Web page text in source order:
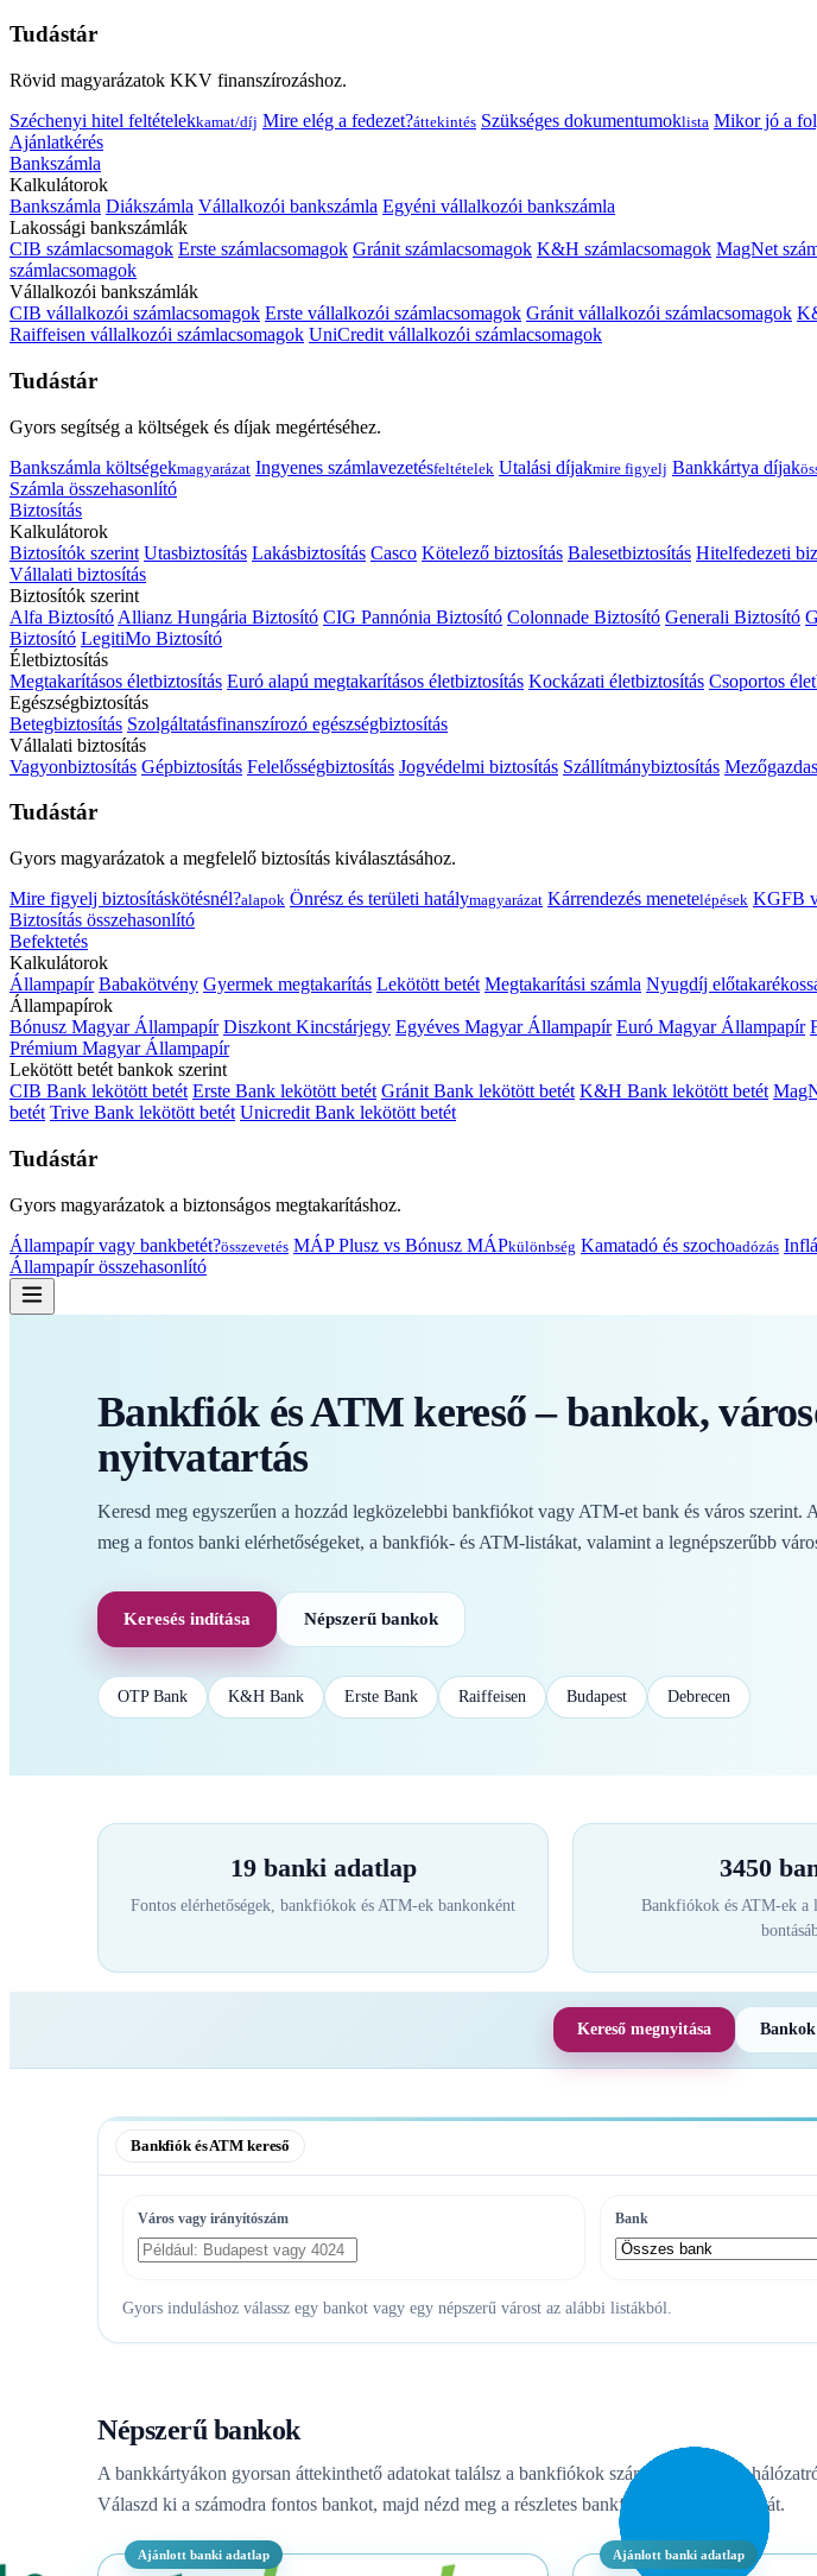
Tudástár
Rövid magyarázatok KKV finanszírozáshoz.
Széchenyi hitel feltételekkamat/díj Mire elég a fedezet?áttekintés Szükséges dokumentumoklista Mikor jó a
Ajánlatkérés
Bankszámla
Kalkulátorok
Bankszámla Diákszámla Vállalkozói bankszámla Egyéni vállalkozói bankszámla
Lakossági bankszámlák
CIB számlacsomagok Erste számlacsomagok Gránit számlacsomagok K&H számlacsomagok MagNet
számlacsomagok
Vállalkozói bankszámlák
CIB vállalkozói számlacsomagok Erste vállalkozói számlacsomagok Gránit vállalkozói számlacsomagok
Raiffeisen vállalkozói számlacsomagok UniCredit vállalkozói számlacsomagok
Tudástár
Gyors segítség a költségek és díjak megértéséhez.
Bankszámla költségekmagyarázat Ingyenes számlavezetésfeltételek Utalási díjakmire figyelj Bankkártya díjak
Számla összehasonlító
Biztosítás
Kalkulátorok
Biztosítók szerint Utasbiztosítás Lakásbiztosítás Casco Kötelező biztosítás Balesetbiztosítás Hitelfedezeti
Vállalati biztosítás
Biztosítók szerint
Alfa Biztosító Allianz Hungária Biztosító CIG Pannónia Biztosító Colonnade Biztosító Generali Biztosító
Biztosító LegitiMo Biztosító
Életbiztosítás
Megtakarításos életbiztosítás Euró alapú megtakarításos életbiztosítás Kockázati életbiztosítás Csoportos
Egészségbiztosítás
Betegbiztosítás Szolgáltatásfinanszírozó egészségbiztosítás
Vállalati biztosítás
Vagyonbiztosítás Gépbiztosítás Felelősségbiztosítás Jogvédelmi biztosítás Szállítmánybiztosítás
Tudástár
Gyors magyarázatok a megfelelő biztosítás kiválasztásához.
Mire figyelj biztosításkötésnél?alapok Önrész és területi hatálymagyarázat Kárrendezés menetelépések KGFB
Biztosítás összehasonlító
Befektetés
Kalkulátorok
Állampapír Babakötvény Gyermek megtakarítás Lekötött betét Megtakarítási számla Nyugdíj
Állampapírok
Bónusz Magyar Állampapír Diszkont Kincstárjegy Egyéves Magyar Állampapír Euró Magyar Állampapír
Prémium Magyar Állampapír
Lekötött betét bankok szerint
CIB Bank lekötött betét Erste Bank lekötött betét Gránit Bank lekötött betét K&H Bank lekötött betét
betét Trive Bank lekötött betét Unicredit Bank lekötött betét
Tudástár
Gyors magyarázatok a biztonságos megtakarításhoz.
Állampapír vagy bankbetét?összevetés MÁP Plusz vs Bónusz MÁPkülönbség Kamatadó és szochoadózás
Állampapír összehasonlító
Bankfiók és ATM kereső – bankok,
nyitvatartás
Keresd meg egyszerűen a hozzád legközelebbi bankfiókot vagy ATM-et bank és város szerint.
meg a fontos banki elérhetőségeket, a bankfiók- és ATM-listákat, valamint a legnépszerűbb
Keresés indítása Népszerű bankok
OTP Bank K&H Bank Erste Bank Raiffeisen Budapest Debrecen
19 banki adatlap
Fontos elérhetőségek, bankfiókok és ATM-ek bankonként
3450
Bankfiókok és ATM-ek a
Kereső megnyitása Bankok
Bankfiók és ATM kereső
Város vagy irányítószám Bank
Gyors induláshoz válassz egy bankot vagy egy népszerű várost az alábbi listákból.
Népszerű bankok
A bankkártyákon gyorsan áttekinthető adatokat találsz a bankfiókok számáról, az ATM-
Válaszd ki a számodra fontos bankot, majd nézd meg a részletes bankfiók- vagy ATM-listát.
Ajánlott banki adatlap Ajánlott banki adatlap